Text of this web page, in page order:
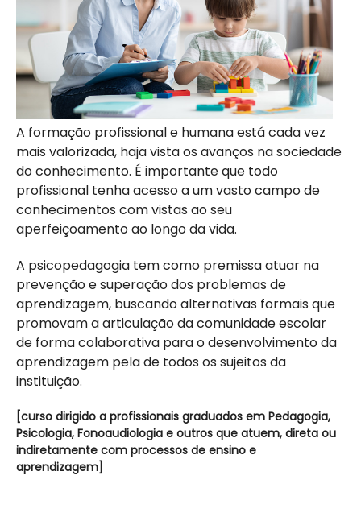
A formação profissional e humana está cada vez
mais valorizada, haja vista os avanços na sociedade
do conhecimento. É importante que todo
profissional tenha acesso a um vasto campo de
conhecimentos com vistas ao seu
aperfeiçoamento ao longo da vida.
A psicopedagogia tem como premissa atuar na
prevenção e superação dos problemas de
aprendizagem, buscando alternativas formais que
promovam a articulação da comunidade escolar
de forma colaborativa para o desenvolvimento da
aprendizagem pela de todos os sujeitos da
instituição.
[curso dirigido a profissionais graduados em Pedagogia,
Psicologia, Fonoaudiologia e outros que atuem, direta ou
indiretamente com processos de ensino e
aprendizagem]